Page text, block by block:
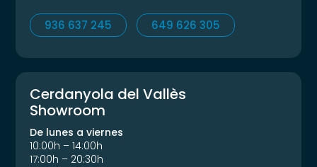
936 637 245 649 626 305
Cerdanyola del Vallès
Showroom
De lunes a viernes
10:00h – 14:00h
17:00h – 20:30h